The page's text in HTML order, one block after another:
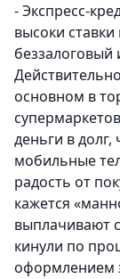
- Экспресс-
высоки ставки
беззалоговый
основном в
деньги в долг,
мобильные
радость от
кажется
выплачивают
кинули по
оформлением